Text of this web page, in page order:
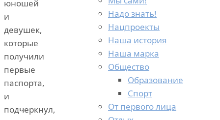
юношей
и
девушек,
которые
получили
первые
паспорта,
и
подчеркнул,
Надо знать!
Нацпроекты
Наша история
Наша марка
Общество
Образование
Спорт
От первого лица